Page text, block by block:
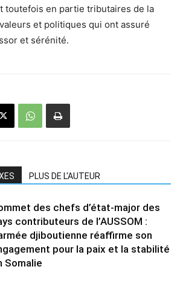
toutefois en partie tributaires de la
et politiques qui ont assuré
et sérénité.
PLUS DE L'AUTEUR
des chefs d’état-major des
contributeurs de l’AUSSOM :
djiboutienne réaffirme son
pour la paix et la stabilité
Somalie